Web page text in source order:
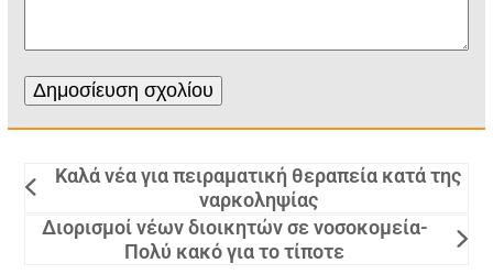
Καλά νέα για πειραματική θεραπεία κατά της
ναρκοληψίας
Διορισμοί νέων διοικητών σε νοσοκομεία-
Πολύ κακό για το τίποτε